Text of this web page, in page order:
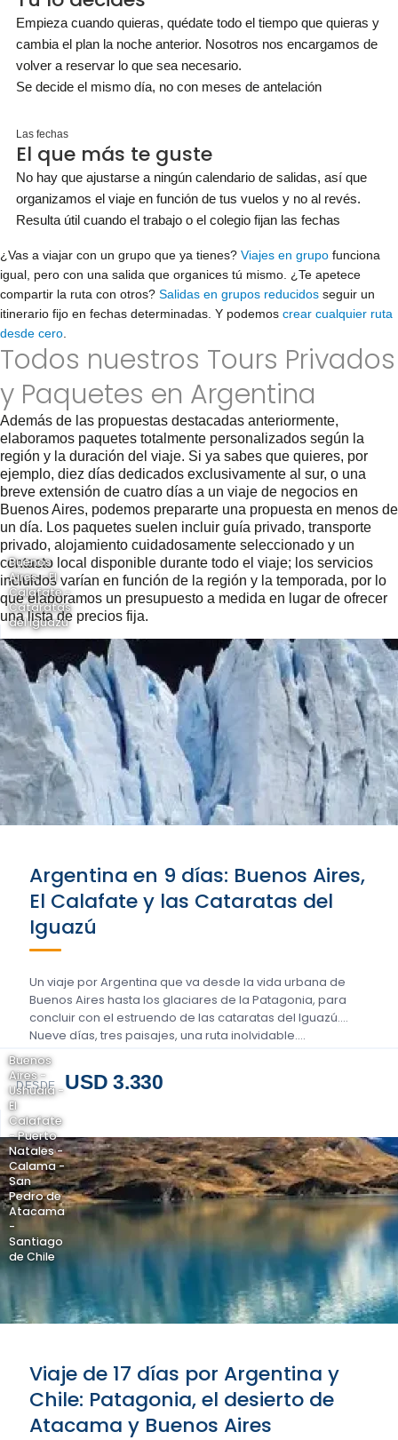
Empieza cuando quieras, quédate todo el tiempo que quieras y
cambia el plan la noche anterior. Nosotros nos encargamos de
volver a reservar lo que sea necesario.
Se decide el mismo día, no con meses de antelación
Las fechas
El que más te guste
No hay que ajustarse a ningún calendario de salidas, así que
organizamos el viaje en función de tus vuelos y no al revés.
Resulta útil cuando el trabajo o el colegio fijan las fechas
¿Vas a viajar con un grupo que ya tienes? Viajes en grupo funciona
igual, pero con una salida que organices tú mismo. ¿Te apetece
compartir la ruta con otros? Salidas en grupos reducidos seguir un
itinerario fijo en fechas determinadas. Y podemos crear cualquier ruta
desde cero
Todos nuestros Tours Privados
y Paquetes en Argentina
Además de las propuestas destacadas anteriormente,
elaboramos paquetes totalmente personalizados según la
región y la duración del viaje. Si ya sabes que quieres, por
ejemplo, diez días dedicados exclusivamente al sur, o una
breve extensión de cuatro días a un viaje de negocios en
Buenos Aires, podemos prepararte una propuesta en menos de
un día. Los paquetes suelen incluir guía privado, transporte
privado, alojamiento cuidadosamente seleccionado y un
contacto local disponible durante todo el viaje; los servicios
incluidos varían en función de la región y la temporada, por lo
que elaboramos un presupuesto a medida en lugar de ofrecer
una lista de precios fija.
Buenos
Aires - El
Calafate -
Cataratas
del Iguazú
Argentina en 9 días: Buenos Aires,
El Calafate y las Cataratas del
Iguazú
Un viaje por Argentina que va desde la vida urbana de
Buenos Aires hasta los glaciares de la Patagonia, para
concluir con el estruendo de las cataratas del Iguazú.
Nueve días, tres paisajes, una ruta inolvidable….
DESDE USD 3.330
Buenos
Aires -
Ushuaia -
El
Calafate
- Puerto
Natales -
Calama -
San
Pedro de
Atacama
-
Santiago
de Chile
Viaje de 17 días por Argentina y
Chile: Patagonia, el desierto de
Atacama y Buenos Aires